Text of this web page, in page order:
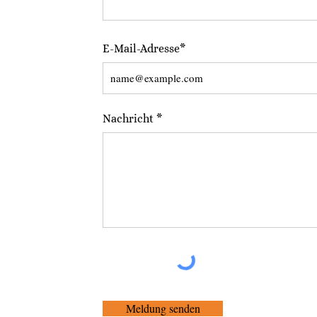
E-Mail-Adresse*
Nachricht *
Meldung senden